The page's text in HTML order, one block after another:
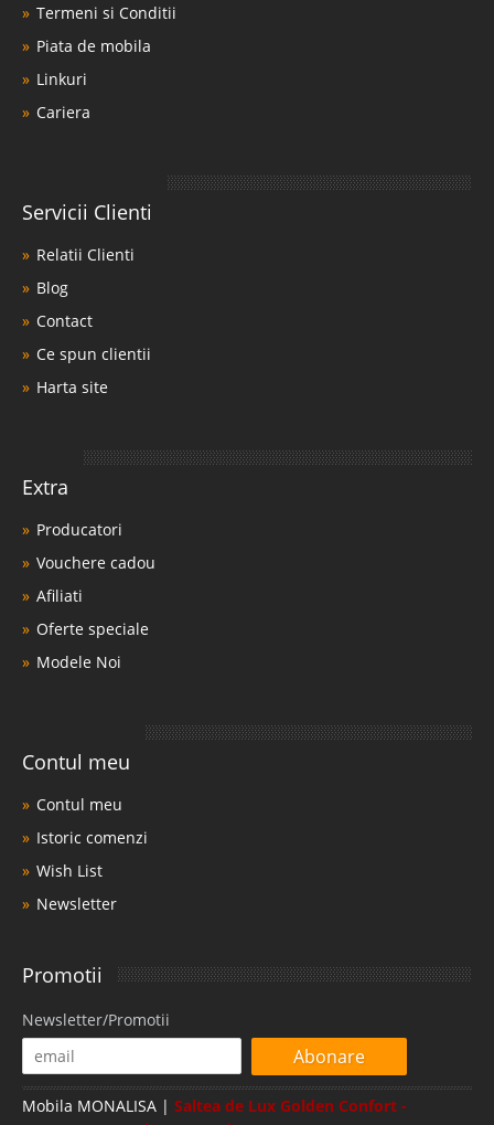
Termeni si Conditii
Piata de mobila
Linkuri
Cariera
Servicii Clienti
Relatii Clienti
Blog
Contact
Ce spun clientii
Harta site
Extra
Producatori
Vouchere cadou
Afiliati
Oferte speciale
Modele Noi
Contul meu
Contul meu
Istoric comenzi
Wish List
Newsletter
Promotii
Newsletter/Promotii
Abonare
Mobila MONALISA | Saltea de Lux Golden Confort -